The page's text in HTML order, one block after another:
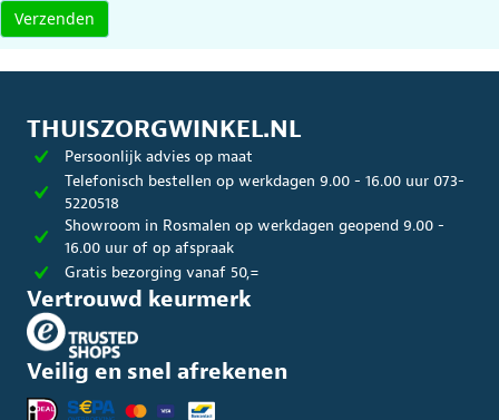
THUISZORGWINKEL.NL
Persoonlijk advies op maat
Telefonisch bestellen op werkdagen 9.00 - 16.00 uur 073-
5220518
Showroom in Rosmalen op werkdagen geopend 9.00 -
16.00 uur of op afspraak
Gratis bezorging vanaf 50,=
Vertrouwd keurmerk
Veilig en snel afrekenen